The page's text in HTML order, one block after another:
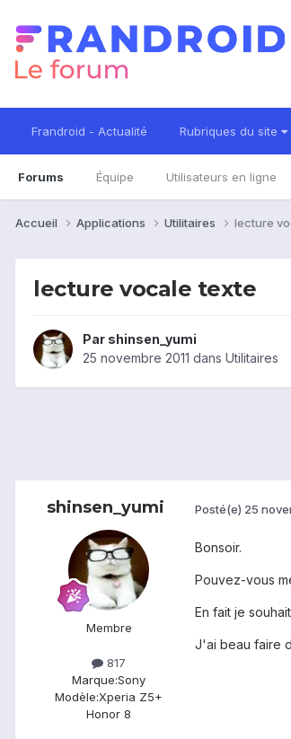
Frandroid - Actualité Rubriques du site
Forums Équipe Utilisateurs en ligne
Accueil Applications Utilitaires lecture
lecture vocale texte
Par shinsen_yumi
25 novembre 2011 dans Utilitaires
shinsen_yumi
Membre
817
Marque:Sony
Modèle:Xperia Z5+
Honor 8
Posté(e) 25
Bonsoir.
Pouvez-vous
En fait je
J'ai beau faire